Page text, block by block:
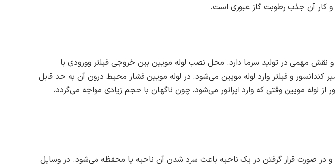
و کار آن جذب رطوبت گاز عبوری است.
و نقش مهمی در تولید سرما دارد. محل نصب لوله مویین بین خروجی فیلتر وورودی با
کندانسور و فیلتر وارد لوله مویین می‌شود. در لوله مویین فشار محیط درون آن به حد قابل
لوله مویین وقتی که وارد اپراتور می‌‌‌‌شود، چون ناگهان با حجم زیادی مواجه می‌گردد،
و در صورت قرار گرفتن در یک ناحیه باعث سرد شدن آن ناحیه یا محفظه می‌شود. در وسایل